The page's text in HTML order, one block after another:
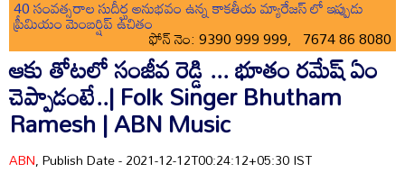
40 సంవత్సరాల సుదీర్ఘ అనుభవం ఉన్న కాకతీయ మ్యారేజస్ లో ఇప్పుడు
ప్రీమియం మెంబర్షిప్ ఉచితం
ఫోన్ నెం: 9390 999 999, 7674 86 8080
ఆకు తోటలో సంజీవ రెడ్డి ... భూతం రమేష్ ఏం
చెప్పాడంటే..| Folk Singer Bhutham
Ramesh | ABN Music
ABN, Publish Date - 2021-12-12T00:24:12+05:30 IST